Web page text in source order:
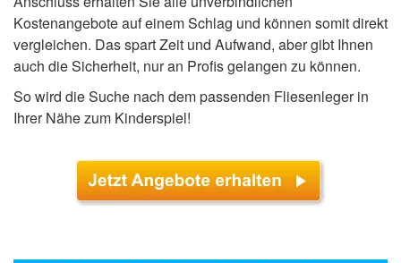
Kostenangebote auf einem Schlag und können somit direkt
vergleichen. Das spart Zeit und Aufwand, aber gibt Ihnen
auch die Sicherheit, nur an Profis gelangen zu können.
So wird die Suche nach dem passenden Fliesenleger in
Ihrer Nähe zum Kinderspiel!